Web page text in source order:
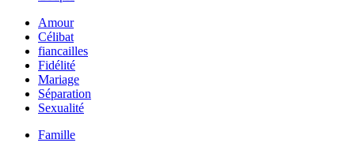
Amour
Célibat
fiancailles
Fidélité
Mariage
Séparation
Sexualité
Famille